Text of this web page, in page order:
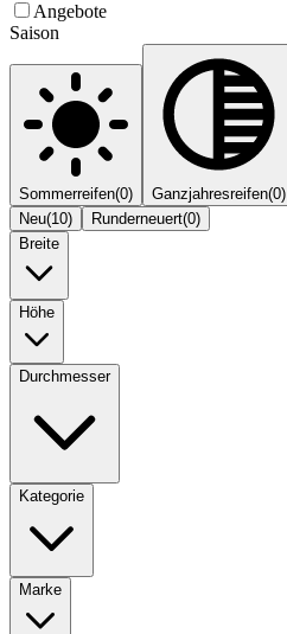
Angebote
Saison
Sommerreifen(0) Ganzjahresreifen(0)
Neu(10) Runderneuert(0)
Breite
Höhe
Durchmesser
Kategorie
Marke